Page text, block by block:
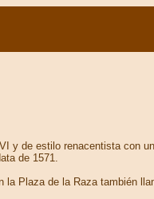
y de estilo renacentista con
de 1571.
la Plaza de la Raza también